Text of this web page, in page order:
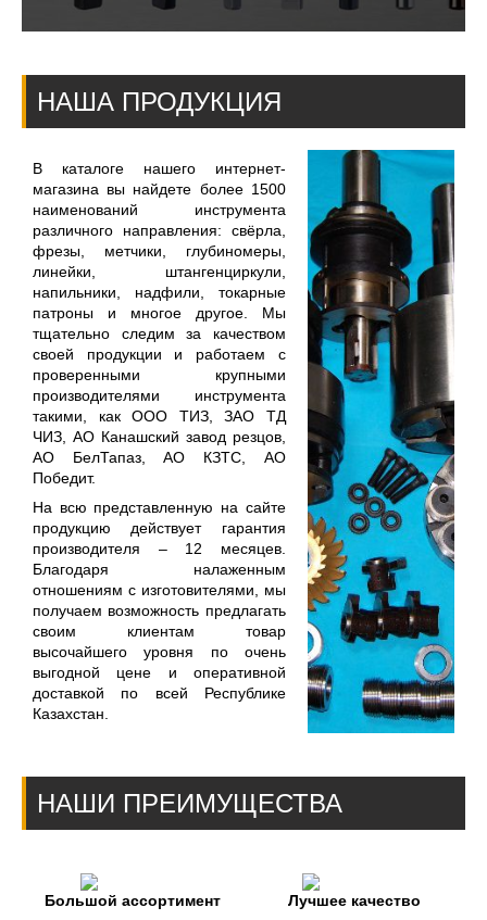
НАША ПРОДУКЦИЯ
В каталоге нашего интернет-
магазина вы найдете более 1500
наименований инструмента
различного направления: свёрла,
фрезы, метчики, глубиномеры,
линейки, штангенциркули,
напильники, надфили, токарные
патроны и многое другое. Мы
тщательно следим за качеством
своей продукции и работаем с
проверенными крупными
производителями инструмента
такими, как ООО ТИЗ, ЗАО ТД
ЧИЗ, АО Канашский завод резцов,
АО БелТапаз, АО КЗТС, АО
Победит.
На всю представленную на сайте
продукцию действует гарантия
производителя – 12 месяцев.
Благодаря налаженным
отношениям с изготовителями, мы
получаем возможность предлагать
своим клиентам товар
высочайшего уровня по очень
выгодной цене и оперативной
доставкой по всей Республике
Казахстан.
НАШИ ПРЕИМУЩЕСТВА
Большой ассортимент
Лучшее качество